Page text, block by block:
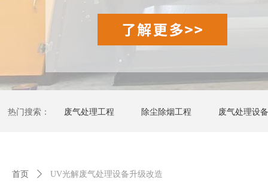
首页 ꄲ UV光解废气处理设备升级改造
热门搜索： 废气处理工程 除尘除烟工程 废气处理设